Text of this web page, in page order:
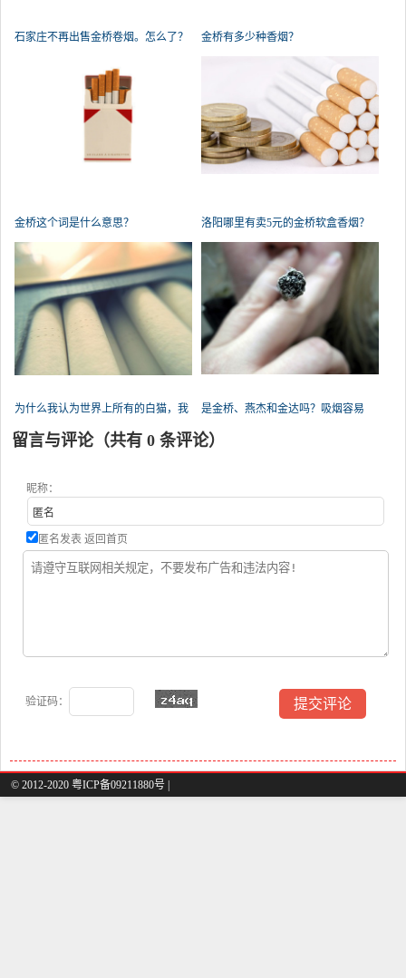
石家庄不再出售金桥卷烟。怎么了？ 金桥有多少种香烟？
金桥这个词是什么意思？ 洛阳哪里有卖5元的金桥软盒香烟？
为什么我认为世界上所有的白猫，我
是
是金桥、燕杰和金达吗？吸烟容易
吗？
留言与评论（共有 0 条评论）
昵称：
匿名发表 返回首页
验证码：
© 2012-2020 粤ICP备09211880号 |